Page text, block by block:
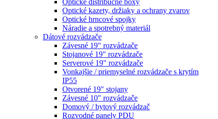
Optické distribučné boxy
Optické kazety, držiaky a ochrany zvarov
Optické hrncové spojky
Náradie a spotrebný materiál
Dátové rozvádzače
Závesné 19" rozvádzače
Stojanové 19" rozvádzače
Serverové 19" rozvádzače
Vonkajšie / priemyselné rozvádzače s krytím
IP55
Otvorené 19" stojany
Závesné 10" rozvádzače
Domový / bytový rozvádzač
Rozvodné panely PDU